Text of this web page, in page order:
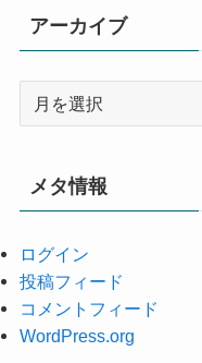
アーカイブ
メタ情報
ログイン
投稿フィード
コメントフィード
WordPress.org